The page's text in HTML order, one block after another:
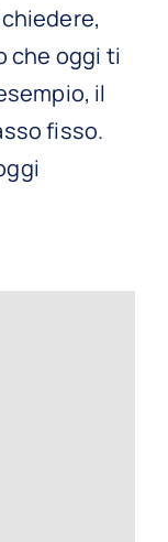
che oggi ti
il
fisso.